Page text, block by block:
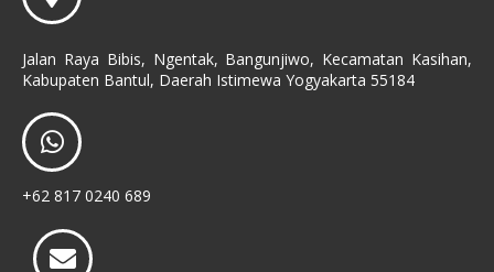
Jalan Raya Bibis, Ngentak, Bangunjiwo, Kecamatan Kasihan,
Kabupaten Bantul, Daerah Istimewa Yogyakarta 55184
+62 817 0240 689